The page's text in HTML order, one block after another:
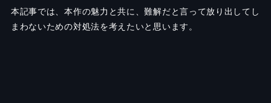
本記事では、本作の魅力と共に、難解だと言って放り出してし
まわないための対処法を考えたいと思います。